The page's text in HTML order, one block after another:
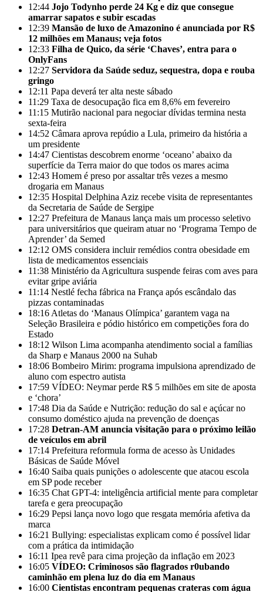
12:44 Jojo Todynho perde 24 Kg e diz que consegue
amarrar sapatos e subir escadas
12:39 Mansão de luxo de Amazonino é anunciada por R$
12 milhões em Manaus; veja fotos
12:33 Filha de Quico, da série ‘Chaves’, entra para o
OnlyFans
12:27 Servidora da Saúde seduz, sequestra, dopa e rouba
gringo
12:11 Papa deverá ter alta neste sábado
11:29 Taxa de desocupação fica em 8,6% em fevereiro
11:15 Mutirão nacional para negociar dívidas termina nesta
sexta-feira
14:52 Câmara aprova repúdio a Lula, primeiro da história a
um presidente
14:47 Cientistas descobrem enorme ‘oceano’ abaixo da
superfície da Terra maior do que todos os mares acima
12:43 Homem é preso por assaltar três vezes a mesmo
drogaria em Manaus
12:35 Hospital Delphina Aziz recebe visita de representantes
da Secretaria de Saúde de Sergipe
12:27 Prefeitura de Manaus lança mais um processo seletivo
para universitários que queiram atuar no ‘Programa Tempo de
Aprender’ da Semed
12:12 OMS considera incluir remédios contra obesidade em
lista de medicamentos essenciais
11:38 Ministério da Agricultura suspende feiras com aves para
evitar gripe aviária
11:14 Nestlé fecha fábrica na França após escândalo das
pizzas contaminadas
18:16 Atletas do ‘Manaus Olímpica’ garantem vaga na
Seleção Brasileira e pódio histórico em competições fora do
Estado
18:12 Wilson Lima acompanha atendimento social a famílias
da Sharp e Manaus 2000 na Suhab
18:06 Bombeiro Mirim: programa impulsiona aprendizado de
aluno com espectro autista
17:59 VÍDEO: Neymar perde R$ 5 milhões em site de aposta
e ‘chora’
17:48 Dia da Saúde e Nutrição: redução do sal e açúcar no
consumo doméstico ajuda na prevenção de doenças
17:28 Detran-AM anuncia visitação para o próximo leilão
de veículos em abril
17:14 Prefeitura reformula forma de acesso às Unidades
Básicas de Saúde Móvel
16:40 Saiba quais punições o adolescente que atacou escola
em SP pode receber
16:35 Chat GPT-4: inteligência artificial mente para completar
tarefa e gera preocupação
16:29 Pepsi lança novo logo que resgata memória afetiva da
marca
16:21 Bullying: especialistas explicam como é possível lidar
com a prática da intimidação
16:11 Ipea revê para cima projeção da inflação em 2023
16:05 VÍDEO: Criminosos são flagrados r0ubando
caminhão em plena luz do dia em Manaus
16:00 Cientistas encontram pequenas crateras com água